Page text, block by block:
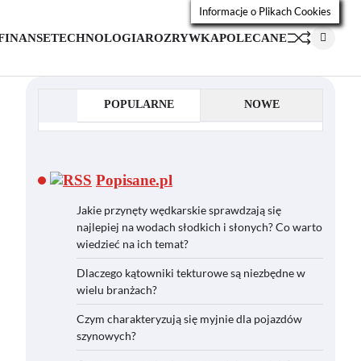
TECHNOLOGIAROZRYWKAPOLECANE
POPULARNE NOWE
Popisane.pl
Jakie przynęty wędkarskie sprawdzają się
najlepiej na wodach słodkich i słonych? Co warto
wiedzieć na ich temat?
Dlaczego kątowniki tekturowe są niezbędne w
wielu branżach?
Czym charakteryzują się myjnie dla pojazdów
szynowych?
Informacje o Plikach Cookies